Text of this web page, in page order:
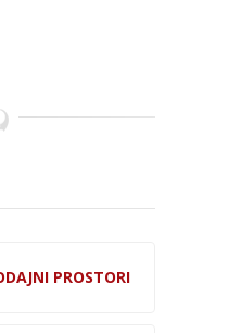
PROSTORI